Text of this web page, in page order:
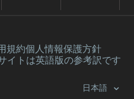
規約個人情報保護方針
イトは英語版の参考訳です
日本語